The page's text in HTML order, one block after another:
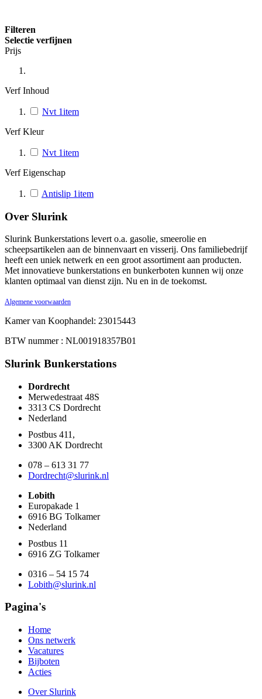
Filteren
Selectie verfijnen
Prijs
Verf Inhoud
Nvt 1item
Verf Kleur
Nvt 1item
Verf Eigenschap
Antislip 1item
Over Slurink
Slurink Bunkerstations levert o.a. gasolie, smeerolie en
scheepsartikelen aan de binnenvaart en visserij. Ons familiebedrijf
heeft een uniek netwerk en een groot assortiment aan producten.
Met innovatieve bunkerstations en bunkerboten kunnen wij onze
klanten optimaal van dienst zijn. Nu en in de toekomst.
Algemene voorwaarden
Kamer van Koophandel: 23015443
BTW nummer : NL001918357B01
Slurink Bunkerstations
Dordrecht
Merwedestraat 48S
3313 CS Dordrecht
Nederland
Postbus 411,
3300 AK Dordrecht
078 – 613 31 77
Dordrecht@slurink.nl
Lobith
Europakade 1
6916 BG Tolkamer
Nederland
Postbus 11
6916 ZG Tolkamer
0316 – 54 15 74
Lobith@slurink.nl
Pagina's
Home
Ons netwerk
Vacatures
Bijboten
Acties
Over Slurink